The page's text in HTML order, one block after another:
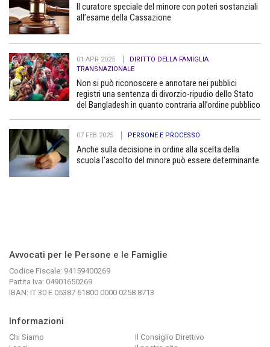
Il curatore speciale del minore con poteri sostanziali
all’esame della Cassazione
01 APR 2025
DIRITTO DELLA FAMIGLIA
TRANSNAZIONALE
Non si può riconoscere e annotare nei pubblici
registri una sentenza di divorzio-ripudio dello Stato
del Bangladesh in quanto contraria all’ordine pubblico
07 FEB 2025 PERSONE E PROCESSO
Anche sulla decisione in ordine alla scelta della
scuola l’ascolto del minore può essere determinante
Avvocati per le Persone e le Famiglie
Codice Fiscale: 94159400269
Partita Iva: 04901650269
IBAN: IT 30 E 05387 61800 0000 0258 8713
Informazioni
Chi Siamo
Il Consiglio Direttivo